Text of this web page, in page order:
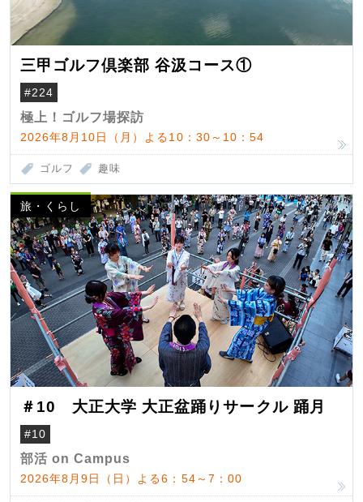
三甲ゴルフ倶楽部 谷汲コース①
#224
極上！ゴルフ場探訪
2026年8月10日（月）よる10：30～10：54
ゴルフ 趣味
旅・くらし
＃10 大正大学 大正盆踊りサークル 踊月
#10
部活 on Campus
2026年8月9日（日）よる6：54～7：00